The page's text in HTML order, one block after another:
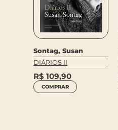
Sontag, Susan
DIÁRIOS II
R$ 109,90
COMPRAR